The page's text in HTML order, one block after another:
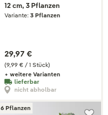
12 cm, 3 Pflanzen
Variante: 3 Pflanzen
(9,99 € / 1 Stück)
29,97 €
+ weitere Varianten
lieferbar
nicht abholbar
6 Pflanzen